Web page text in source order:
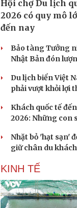
Hội chợ Du lịch
2026 có quy mô
đến nay
Bảo tàng Tưởng
Nhật Bản đón
Du lịch biển Việt
phải vượt khỏi lợi
Khách quốc tế
2026: Những con
Nhặt bỏ 'hạt sạn'
giữ chân du khách
KINH TẾ